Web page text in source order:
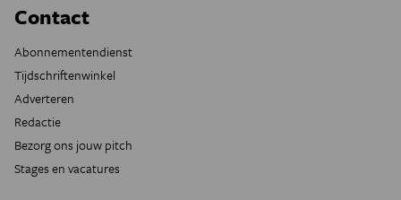
Contact
Abonnementendienst
Tijdschriftenwinkel
Adverteren
Redactie
Bezorg ons jouw pitch
Stages en vacatures